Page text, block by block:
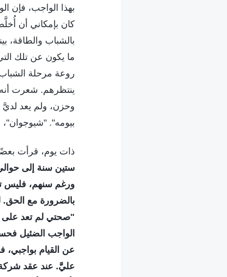
بهذا الواجب، فإن
كان بإمكاني أن
بالشباب والطاقة،
ما يكون عن تلك
روعة مرحلة
ينتظرهم. شعرت
وحزن، ولم يعد لديَّ
بيومه". "شيوجوان"،
ذات يوم، قرأت
ستين سنة إلى
ورغم سنهم، فليس
بالضرورة مع الحق.
"صحتي لم تعد على
الواجب الضئيل
عن القيام بواجبي،
عليَّ. عند عقد